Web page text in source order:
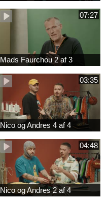
07:27
Mads Faurchou 2 af 3
03:35
Nico og Andres 4 af 4
04:48
Nico og Andres 2 af 4